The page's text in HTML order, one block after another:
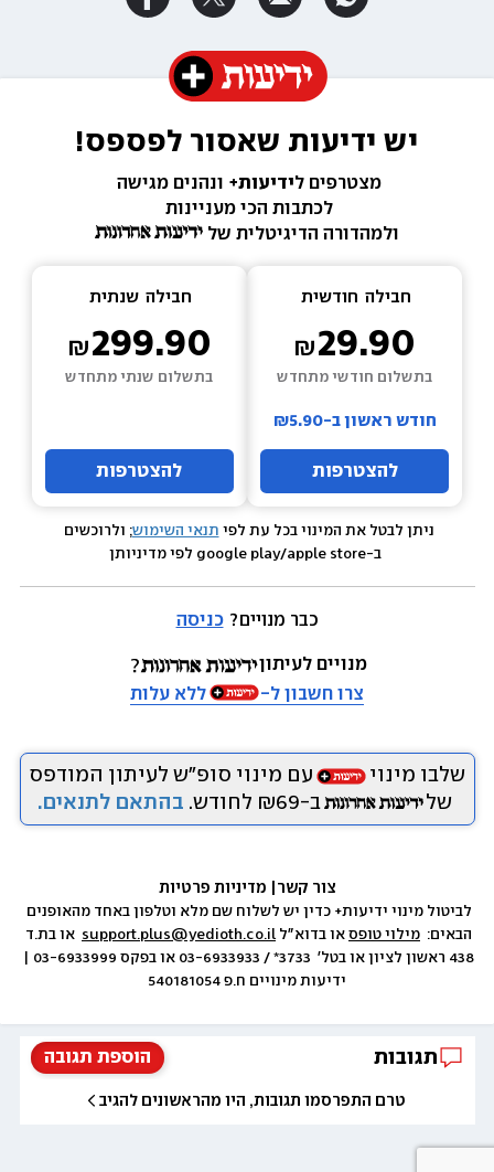
יש ידיעות שאסור לפספס!
מצטרפים לידיעות+ ונהנים מגישה
לכתבות הכי מעניינות
ולמהדורה הדיגיטלית של
חבילה חודשית
29.90
בתשלום חודשי מתחדש
חודש ראשון ב-₪5.90
להצטרפות
חבילה שנתית
299.90
בתשלום שנתי מתחדש
להצטרפות
ניתן לבטל את המינוי בכל עת לפי תנאי השימוש; ולרוכשים
כבר מנויים? כניסה
מנויים לעיתון
צרו חשבון ל-
ללא עלות
שלבו מינוי
עם מינוי סופ״ש לעיתון המודפס
של
ב-₪69 לחודש. בהתאם לתנאים.
צור קשר
הבאים: מילוי טופס או בדוא״ל support.plus@yedioth.co.il
ידיעות מינויים ח.פ 540181054
הוספת תגובה תגובות
טרם התפרסמו תגובות, היו מהראשונים להגיב